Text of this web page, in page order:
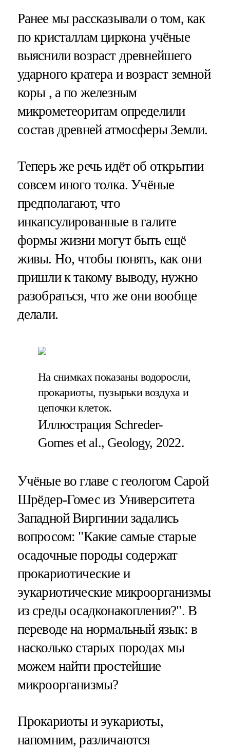
Ранее мы рассказывали о том, как
по кристаллам циркона учёные
выяснили возраст древнейшего
ударного кратера и возраст земной
коры , а по железным
микрометеоритам определили
состав древней атмосферы Земли.
Теперь же речь идёт об открытии
совсем иного толка. Учёные
предполагают, что
инкапсулированные в галите
формы жизни могут быть ещё
живы. Но, чтобы понять, как они
пришли к такому выводу, нужно
разобраться, что же они вообще
делали.
На снимках показаны водоросли,
прокариоты, пузырьки воздуха и
цепочки клеток.
Иллюстрация Schreder-
Gomes et al., Geology, 2022.
Учёные во главе с геологом Сарой
Шрёдер-Гомес из Университета
Западной Виргинии задались
вопросом: "Какие самые старые
осадочные породы содержат
прокариотические и
эукариотические микроорганизмы
из среды осадконакопления?". В
переводе на нормальный язык: в
насколько старых породах мы
можем найти простейшие
микроорганизмы?
Прокариоты и эукариоты,
напомним, различаются